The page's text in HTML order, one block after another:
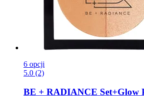
6 opcji
5.0 (2)
BE + RADIANCE Set+Glow